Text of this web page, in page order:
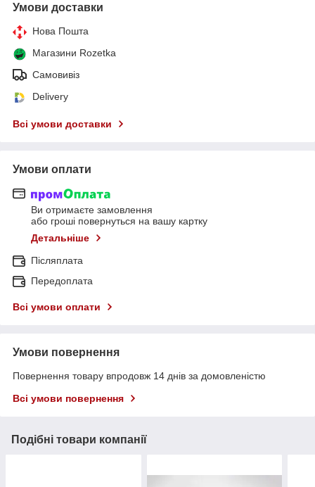
Умови доставки
Нова Пошта
Магазини Rozetka
Самовивіз
Delivery
Всі умови доставки
Умови оплати
Ви отримаєте замовлення
або гроші повернуться на вашу картку
Детальніше
Післяплата
Передоплата
Всі умови оплати
Умови повернення
Повернення товару впродовж 14 днів за домовленістю
Всі умови повернення
Подібні товари компанії